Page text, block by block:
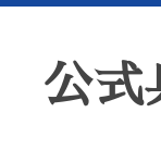
公式